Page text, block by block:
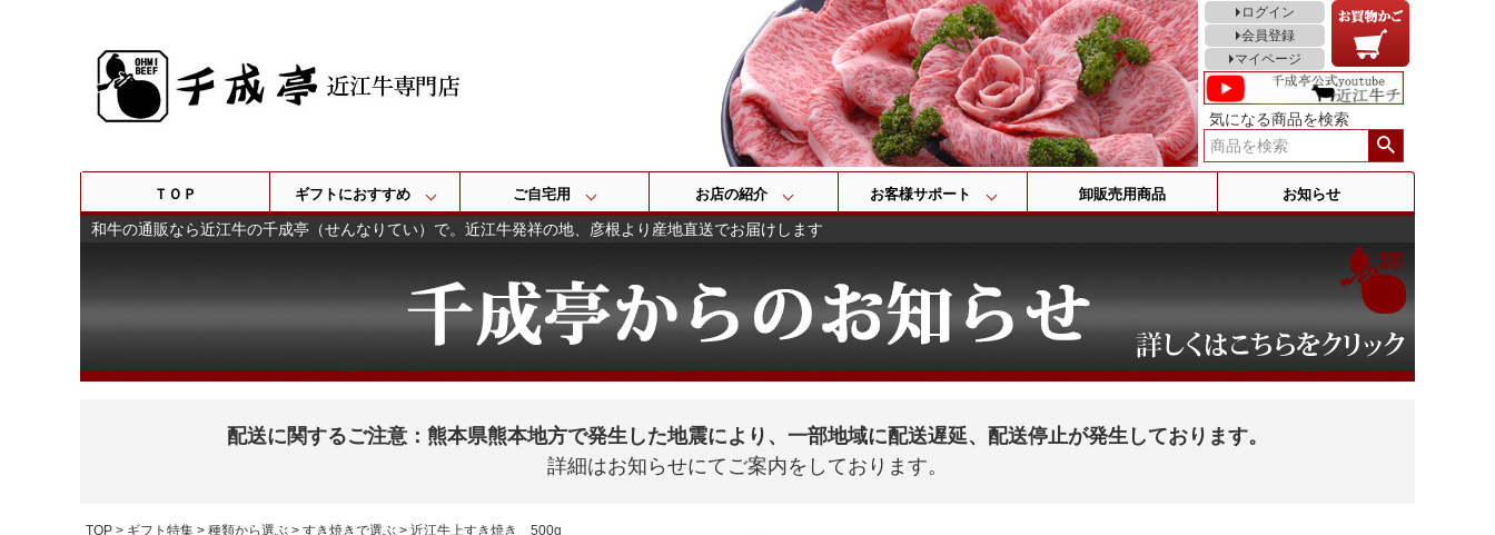
ログイン
会員登録
マイページ
気になる商品を検索
検索
ＴＯＰ ギフトにおすすめ ご自宅用 お店の紹介 お客様サポート 卸販売用商品 お知らせ
和牛の通販なら近江牛の千成亭（せんなりてい）で。近江牛発祥の地、彦根より産地直送でお届けします
配送に関するご注意：熊本県熊本地方で発生した地震により、一部地域に配送遅延、配送停止が発生しております。
詳細はお知らせにてご案内をしております。
TOP ギフト特集 種類から選ぶ すき焼きで選ぶ 近江牛上すき焼き 500g